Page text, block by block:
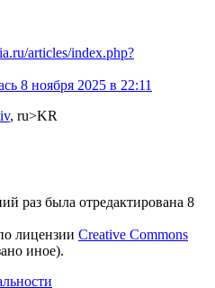
articles/index.php?
8 ноября 2025 в 22:11
, ru>KR
раз была отредактирована 8
лицензии Creative Commons
иное).